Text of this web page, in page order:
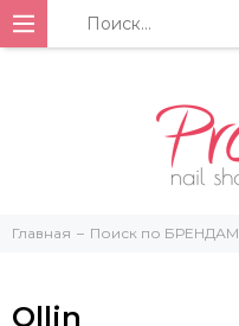
Главная Поиск по БРЕНДАМ
Ollin